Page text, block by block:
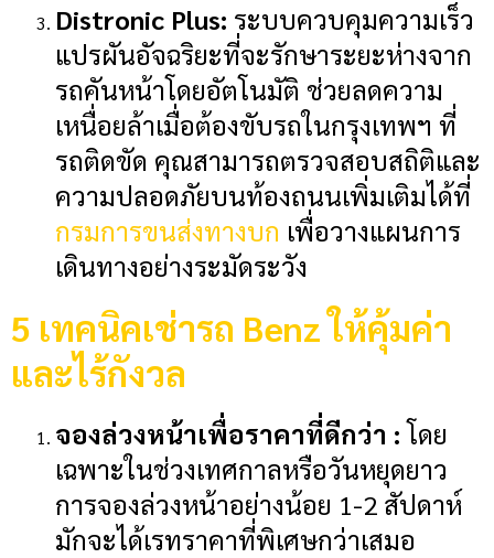
Distronic Plus: ระบบควบคุมความเร็ว
แปรผันอัจฉริยะที่จะรักษาระยะห่างจาก
รถคันหน้าโดยอัตโนมัติ ช่วยลดความ
เหนื่อยล้าเมื่อต้องขับรถในกรุงเทพฯ ที่
รถติดขัด คุณสามารถตรวจสอบสถิติและ
ความปลอดภัยบนท้องถนนเพิ่มเติมได้ที่
กรมการขนส่งทางบก เพื่อวางแผนการ
เดินทางอย่างระมัดระวัง
5 เทคนิคเช่ารถ Benz ให้คุ้มค่า
และไร้กังวล
จองล่วงหน้าเพื่อราคาที่ดีกว่า :โดย
เฉพาะในช่วงเทศกาลหรือวันหยุดยาว
การจองล่วงหน้าอย่างน้อย 1-2 สัปดาห์
มักจะได้เรทราคาที่พิเศษกว่าเสมอ